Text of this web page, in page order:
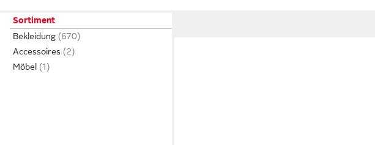
Sortiment
Bekleidung
Accessoires
Möbel